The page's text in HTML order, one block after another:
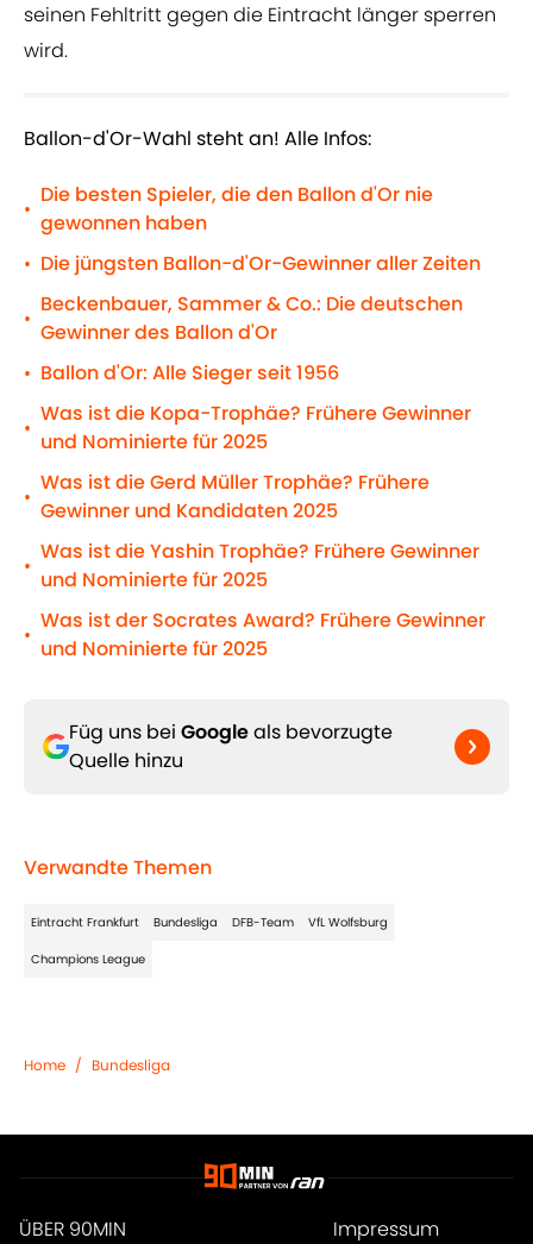
seinen Fehltritt gegen die Eintracht länger sperren
wird.
Ballon-d'Or-Wahl steht an! Alle Infos:
•
Die besten Spieler, die den Ballon d'Or nie
gewonnen haben
• Die jüngsten Ballon-d'Or-Gewinner aller Zeiten
•
Beckenbauer, Sammer & Co.: Die deutschen
Gewinner des Ballon d'Or
• Ballon d'Or: Alle Sieger seit 1956
•
Was ist die Kopa-Trophäe? Frühere Gewinner
und Nominierte für 2025
•
Was ist die Gerd Müller Trophäe? Frühere
Gewinner und Kandidaten 2025
•
Was ist die Yashin Trophäe? Frühere Gewinner
und Nominierte für 2025
•
Was ist der Socrates Award? Frühere Gewinner
und Nominierte für 2025
Füg uns bei Googleals bevorzugte
Quelle hinzu
Verwandte Themen
Eintracht Frankfurt Bundesliga DFB-Team VfL Wolfsburg
Champions League
Home / Bundesliga
ÜBER 90MIN Impressum